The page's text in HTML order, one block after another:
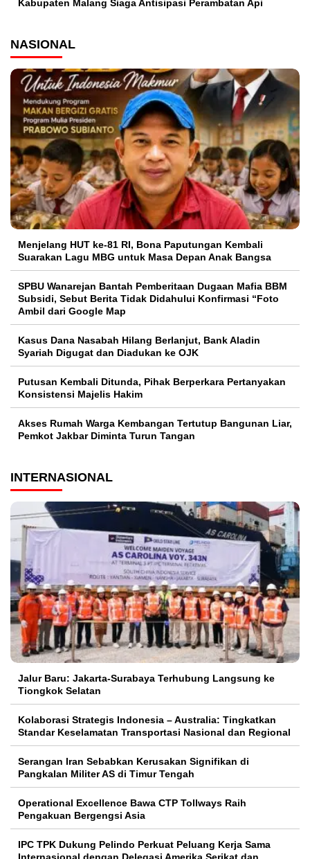
Kabupaten Malang Siaga Antisipasi Perambatan Api
NASIONAL
Menjelang HUT ke-81 RI, Bona Paputungan Kembali
Suarakan Lagu MBG untuk Masa Depan Anak Bangsa
SPBU Wanarejan Bantah Pemberitaan Dugaan Mafia BBM
Subsidi, Sebut Berita Tidak Didahului Konfirmasi “Foto
Ambil dari Google Map
Kasus Dana Nasabah Hilang Berlanjut, Bank Aladin
Syariah Digugat dan Diadukan ke OJK
Putusan Kembali Ditunda, Pihak Berperkara Pertanyakan
Konsistensi Majelis Hakim
Akses Rumah Warga Kembangan Tertutup Bangunan Liar,
Pemkot Jakbar Diminta Turun Tangan
INTERNASIONAL
Jalur Baru: Jakarta-Surabaya Terhubung Langsung ke
Tiongkok Selatan
Kolaborasi Strategis Indonesia – Australia: Tingkatkan
Standar Keselamatan Transportasi Nasional dan Regional
Serangan Iran Sebabkan Kerusakan Signifikan di
Pangkalan Militer AS di Timur Tengah
Operational Excellence Bawa CTP Tollways Raih
Pengakuan Bergengsi Asia
IPC TPK Dukung Pelindo Perkuat Peluang Kerja Sama
Internasional dengan Delegasi Amerika Serikat dan